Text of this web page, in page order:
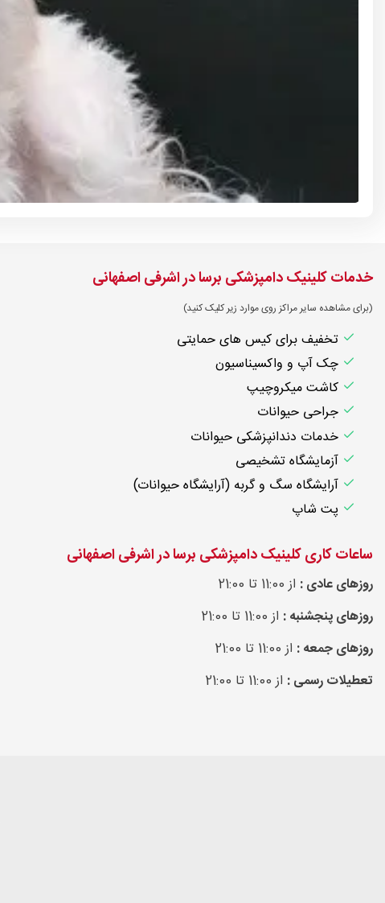
خدمات کلینیک دامپزشکی برسا در اشرفی اصفهانی
(برای مشاهده سایر مراکز روی موارد زیر کلیک کنید)
تخفیف برای کیس های حمایتی
چک آپ و واکسیناسیون
کاشت میکروچیپ
جراحی حیوانات
خدمات دندانپزشکی حیوانات
آزمایشگاه تشخیصی
آرایشگاه سگ و گربه (آرایشگاه حیوانات)
پت شاپ
ساعات کاری کلینیک دامپزشکی برسا در اشرفی اصفهانی
روزهای عادی : از 11:00 تا 21:00
روزهای پنجشنبه : از 11:00 تا 21:00
روزهای جمعه : از 11:00 تا 21:00
تعطیلات رسمی : از 11:00 تا 21:00